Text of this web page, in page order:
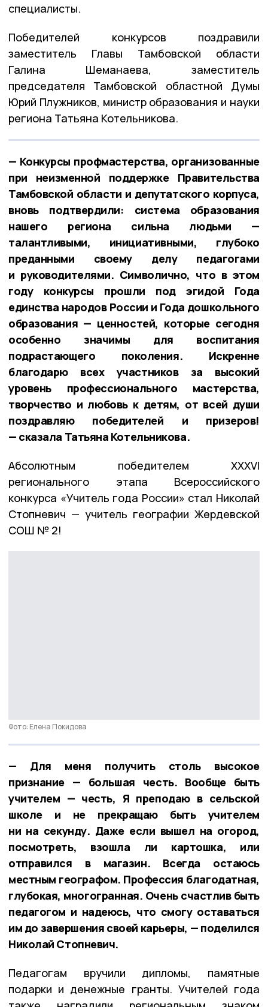
специалисты.
Победителей конкурсов поздравили
заместитель Главы Тамбовской области
Галина Шеманаева, заместитель
председателя Тамбовской областной Думы
Юрий Плужников, министр образования и науки
региона Татьяна Котельникова.
— Конкурсы профмастерства, организованные
при неизменной поддержке Правительства
Тамбовской области и депутатского корпуса,
вновь подтвердили: система образования
нашего региона сильна людьми —
талантливыми, инициативными, глубоко
преданными своему делу педагогами
и руководителями. Символично, что в этом
году конкурсы прошли под эгидой Года
единства народов России и Года дошкольного
образования — ценностей, которые сегодня
особенно значимы для воспитания
подрастающего поколения. Искренне
благодарю всех участников за высокий
уровень профессионального мастерства,
творчество и любовь к детям, от всей души
поздравляю победителей и призеров!
— сказала Татьяна Котельникова.
Абсолютным победителем XXXVI
регионального этапа Всероссийского
конкурса «Учитель года России» стал Николай
Стопневич — учитель географии Жердевской
СОШ № 2!
Фото: Елена Покидова
— Для меня получить столь высокое
признание — большая честь. Вообще быть
учителем — честь, Я преподаю в сельской
школе и не прекращаю быть учителем
ни на секунду. Даже если вышел на огород,
посмотреть, взошла ли картошка, или
отправился в магазин. Всегда остаюсь
местным географом. Профессия благодатная,
глубокая, многогранная. Очень счастлив быть
педагогом и надеюсь, что смогу оставаться
им до завершения своей карьеры, — поделился
Николай Стопневич.
Педагогам вручили дипломы, памятные
подарки и денежные гранты. Учителей года